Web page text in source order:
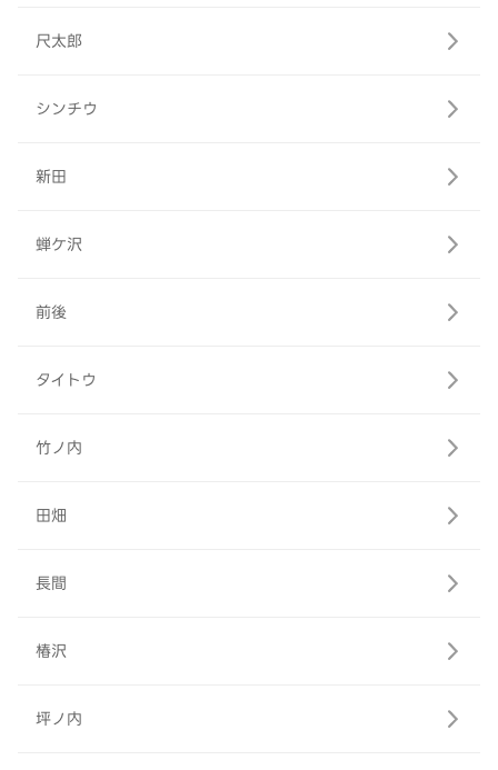
尺太郎
シンチウ
新田
蝉ケ沢
前後
タイトウ
竹ノ内
田畑
長間
椿沢
坪ノ内